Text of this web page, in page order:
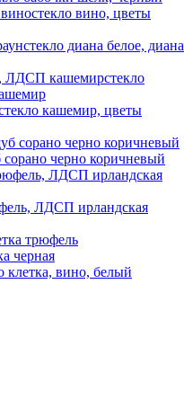
стекло вино, цветы
стекло диана белое, диана
стекло
кашемир, цветы
черно коричневый
ЛДСП ирландская
трюфель
черная
клетка, вино, белый